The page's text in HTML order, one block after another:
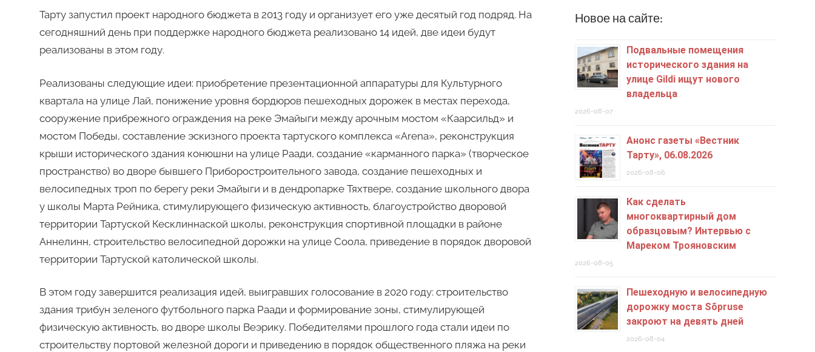
Тарту запустил проект народного бюджета в 2013 году и организует его уже десятый год подряд. На
сегодняшний день при поддержке народного бюджета реализовано 14 идей, две идеи будут
реализованы в этом году.
Реализованы следующие идеи: приобретение презентационной аппаратуры для Культурного
квартала на улице Лай, понижение уровня бордюров пешеходных дорожек в местах перехода,
сооружение прибрежного ограждения на реке Эмайыги между арочным мостом «Каарсильд» и
мостом Победы, составление эскизного проекта тартуского комплекса «Arena», реконструкция
крыши исторического здания конюшни на улице Раади, создание «карманного парка» (творческое
пространство) во дворе бывшего Приборостроительного завода, создание пешеходных и
велосипедных троп по берегу реки Эмайыги и в дендропарке Тяхтвере, создание школьного двора
у школы Марта Рейника, стимулирующего физическую активность, благоустройство дворовой
территории Тартуской Кесклиннаской школы, реконструкция спортивной площадки в районе
Аннелинн, строительство велосипедной дорожки на улице Соола, приведение в порядок дворовой
территории Тартуской католической школы.
В этом году завершится реализация идей, выигравших голосование в 2020 году: строительство
здания трибун зеленого футбольного парка Раади и формирование зоны, стимулирующей
физическую активность, во дворе школы Веэрику. Победителями прошлого года стали идеи по
строительству портовой железной дороги и приведению в порядок общественного пляжа на реки
Новое на сайте:
Подвальные помещения
исторического здания на
улице Gildi ищут нового
владельца
2026-08-07
Анонс газеты «Вестник
Тарту», 06.08.2026
2026-08-06
Как сделать
многоквартирный дом
образцовым? Интервью с
Мареком Трояновским
2026-08-05
Пешеходную и велосипедную
дорожку моста Sõpruse
закроют на девять дней
2026-08-04